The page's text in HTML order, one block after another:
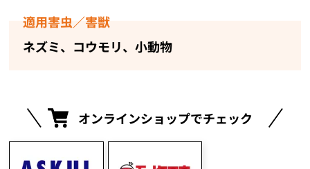
適用害虫／害獣
ネズミ、コウモリ、小動物
オンラインショップでチェック